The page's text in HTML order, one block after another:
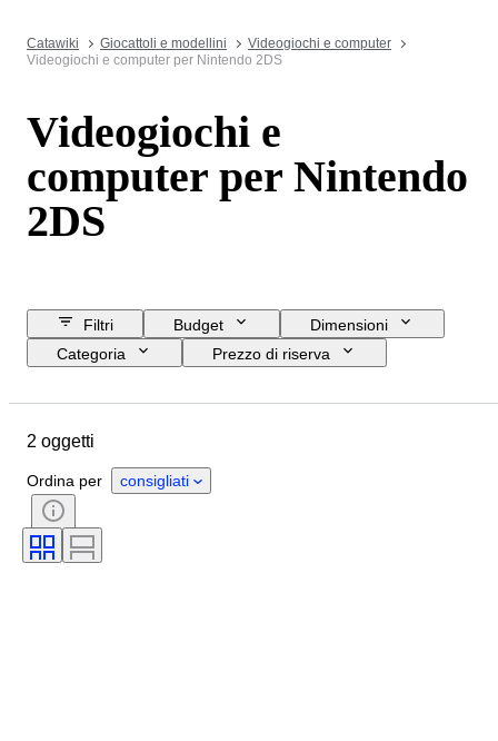
Catawiki Giocattoli e modellini
Videogiochi e computer
Videogiochi e computer per Nintendo 2DS
Videogiochi e
computer per Nintendo
2DS
Filtri Budget
Dimensioni
Categoria
Prezzo di riserva
Condizioni
Memoria
2 oggetti
Ordina per consigliati